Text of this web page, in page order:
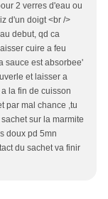
2 verres d'eau ou
d'un doigt <br />
debut, qd ca
cuire a feu
sauce est absorbee'
et laisser a
la fin de cuisson
par mal chance ,tu
sur la marmite
doux pd 5mn
du sachet va finir